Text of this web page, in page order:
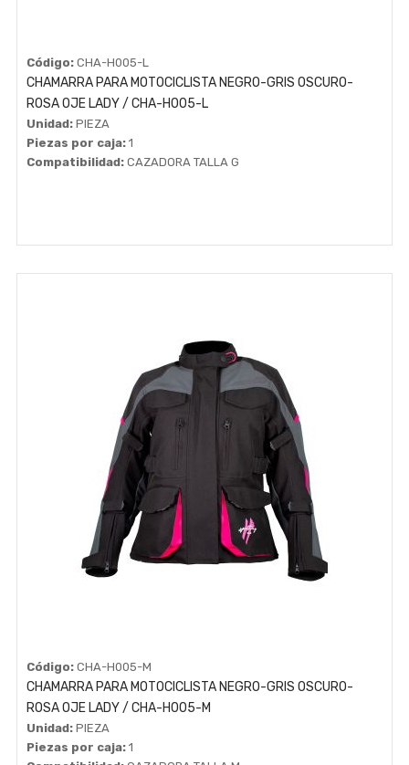
Código:CHA-H005-L
CHAMARRA PARA MOTOCICLISTA NEGRO-GRIS OSCURO-
ROSA OJE LADY / CHA-H005-L
Unidad: PIEZA
Piezas por caja: 1
Compatibilidad: CAZADORA TALLA G
Código:CHA-H005-M
CHAMARRA PARA MOTOCICLISTA NEGRO-GRIS OSCURO-
ROSA OJE LADY / CHA-H005-M
Unidad: PIEZA
Piezas por caja: 1